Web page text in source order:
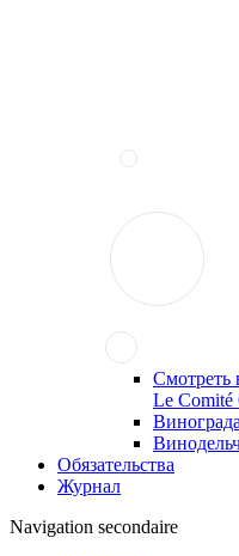
Смотреть
Le Comité
Обязательства
Журнал
Navigation secondaire